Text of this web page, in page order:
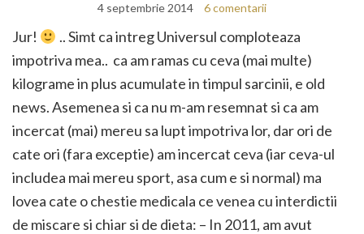
4 septembrie 2014 6 comentarii
Jur!
.. Simt ca intreg Universul comploteaza
impotriva mea.. ca am ramas cu ceva (mai multe)
kilograme in plus acumulate in timpul sarcinii, e old
news. Asemenea si ca nu m-am resemnat si ca am
incercat (mai) mereu sa lupt impotriva lor, dar ori de
cate ori (fara exceptie) am incercat ceva (iar ceva-ul
includea mai mereu sport, asa cum e si normal) ma
lovea cate o chestie medicala ce venea cu interdictii
de miscare si chiar si de dieta: – In 2011, am avut